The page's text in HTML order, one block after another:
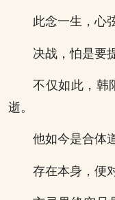
此念一生，心
决战，怕是要
不仅如此，韩
逝。
他如今是合体
存在本身，便